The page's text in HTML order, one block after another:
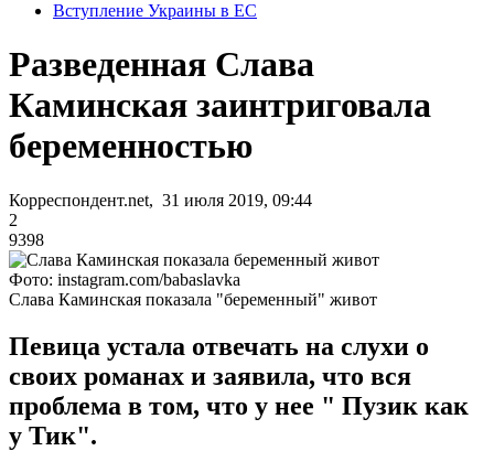
Вступление Украины в ЕС
Разведенная Слава
Каминская заинтриговала
беременностью
Корреспондент.net, 31 июля 2019, 09:44
2
9398
Фото: instagram.com/babaslavka
Слава Каминская показала "беременный" живот
Певица устала отвечать на слухи о
своих романах и заявила, что вся
проблема в том, что у нее " Пузик как
у Тик".